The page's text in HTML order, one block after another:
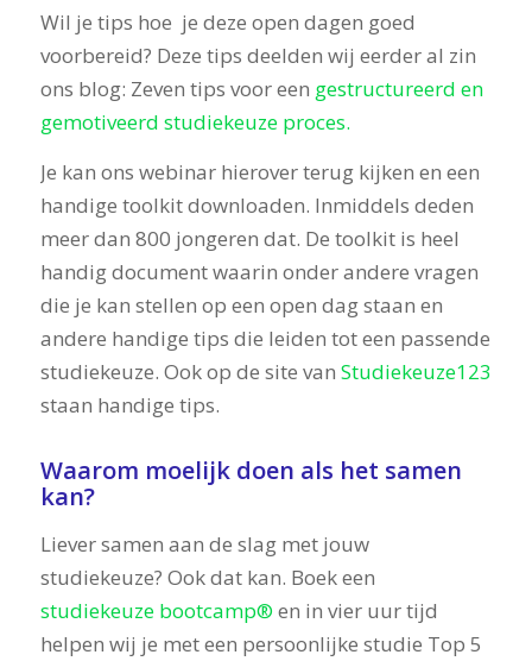
Wil je tips hoe je deze open dagen goed
voorbereid? Deze tips deelden wij eerder al zin
ons blog: Zeven tips voor een gestructureerd en
gemotiveerd studiekeuze proces.
Je kan ons webinar hierover terug kijken en een
handige toolkit downloaden. Inmiddels deden
meer dan 800 jongeren dat. De toolkit is heel
handig document waarin onder andere vragen
die je kan stellen op een open dag staan en
andere handige tips die leiden tot een passende
studiekeuze. Ook op de site van Studiekeuze123
staan handige tips.
Waarom moelijk doen als het samen
kan?
Liever samen aan de slag met jouw
studiekeuze? Ook dat kan. Boek een
studiekeuze bootcamp® en in vier uur tijd
helpen wij je met een persoonlijke studie Top 5